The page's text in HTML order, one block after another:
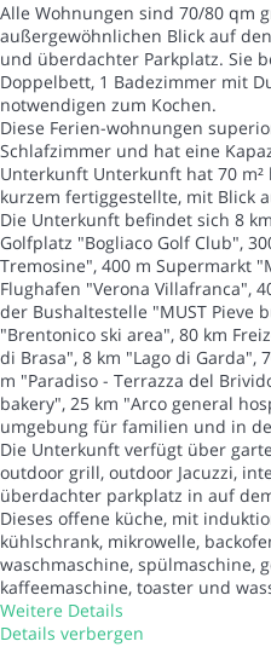
Alle Wohnungen sind 70/80 qm
außergewöhnlichen Blick auf
und überdachter Parkplatz. Sie
Doppelbett, 1 Badezimmer mit
notwendigen zum Kochen.
Diese Ferien-wohnungen
Schlafzimmer und hat eine
Unterkunft Unterkunft hat 70
kurzem fertiggestellte, mit Blick
Die Unterkunft befindet sich 8
Golfplatz "Bogliaco Golf Club",
Tremosine", 400 m Supermarkt
Flughafen "Verona Villafranca",
der Bushaltestelle "MUST Pieve
"Brentonico ski area", 80 km
di Brasa", 8 km "Lago di Garda",
m "Paradiso - Terrazza del
bakery", 25 km "Arco general
umgebung für familien und in
Die Unterkunft verfügt über
outdoor grill, outdoor Jacuzzi,
überdachter parkplatz in auf
Dieses offene küche, mit
kühlschrank, mikrowelle,
waschmaschine, spülmaschine,
kaffeemaschine, toaster und
Weitere Details
Details verbergen